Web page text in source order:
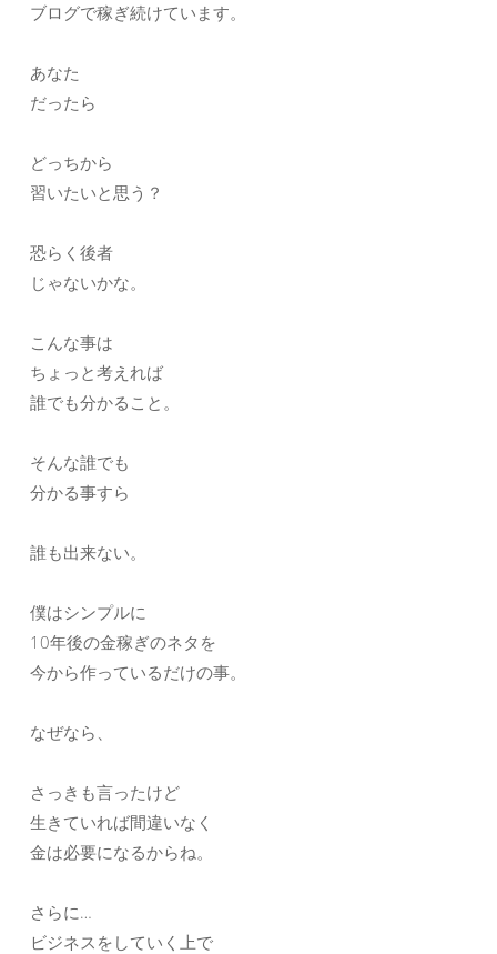
ブログで稼ぎ続けています。
あなた
だったら
どっちから
習いたいと思う？
恐らく後者
じゃないかな。
こんな事は
ちょっと考えれば
誰でも分かること。
そんな誰でも
分かる事すら
誰も出来ない。
僕はシンプルに
10年後の金稼ぎのネタを
今から作っているだけの事。
なぜなら、
さっきも言ったけど
生きていれば間違いなく
金は必要になるからね。
さらに…
ビジネスをしていく上で